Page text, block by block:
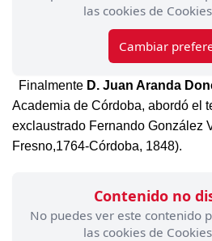
las cookies de
Cambiar
Finalmente D. Juan Aranda
Academia de Córdoba, abordó el
exclaustrado Fernando González
Fresno,1764-Córdoba, 1848).
Contenido no
No puedes ver este contenido
las cookies de